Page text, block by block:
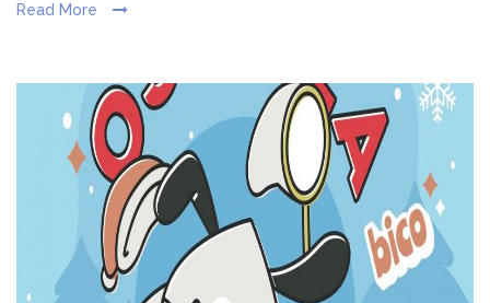
Read More